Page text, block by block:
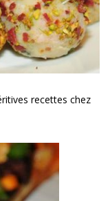
recettes chez